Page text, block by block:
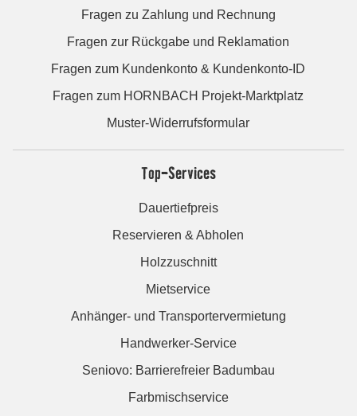
Fragen zu Zahlung und Rechnung
Fragen zur Rückgabe und Reklamation
Fragen zum Kundenkonto & Kundenkonto-ID
Fragen zum HORNBACH Projekt-Marktplatz
Muster-Widerrufsformular
Top-Services
Dauertiefpreis
Reservieren & Abholen
Holzzuschnitt
Mietservice
Anhänger- und Transportervermietung
Handwerker-Service
Seniovo: Barrierefreier Badumbau
Farbmischservice